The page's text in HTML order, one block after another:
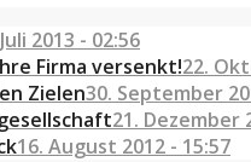
2013 - 02:56
Firma versenkt!22.
Zielen30. September
21. Dezember
16. August 2012 - 15:57